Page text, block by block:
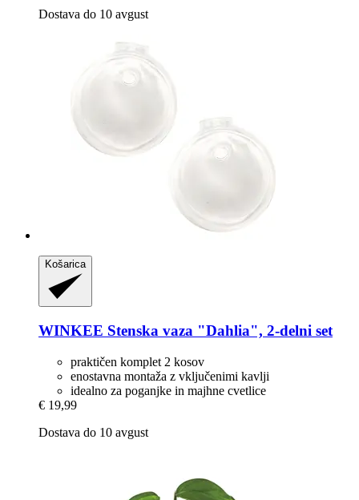
Dostava do 10 avgust
Košarica
WINKEE Stenska vaza "Dahlia", 2-​delni set
praktičen komplet 2 kosov
enostavna montaža z vključenimi kavlji
idealno za poganjke in majhne cvetlice
€ 19,99
Dostava do 10 avgust